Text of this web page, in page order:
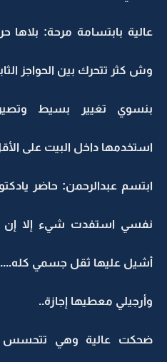
عالية بابتسامة مرحة: بلاها
وش كثر تتحرك بين الحواجز
بنسوي تغيير بسيط
استخدمها داخل البيت على
ابتسم عبدالرحمن: حاضر
نفسي استفدت شيء إلا إن
أشيل عليها ثقل جسمي كله....
وأرجيلي معطيها إجازة..
ضحكت عالية وهي تتحسس